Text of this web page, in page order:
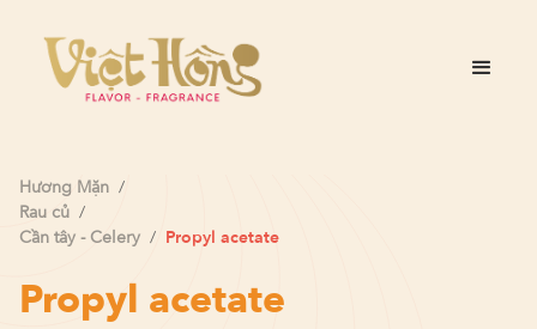
Hương Mặn /
Rau củ /
Cần tây - Celery / Propyl acetate
Propyl acetate